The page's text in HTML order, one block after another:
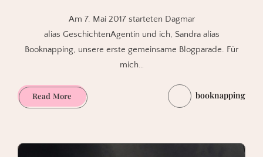
Am 7. Mai 2017 starteten Dagmar
alias GeschichtenAgentin und ich, Sandra alias
Booknapping, unsere erste gemeinsame Blogparade. Für
mich…
Read MoreIch
und
booknapping